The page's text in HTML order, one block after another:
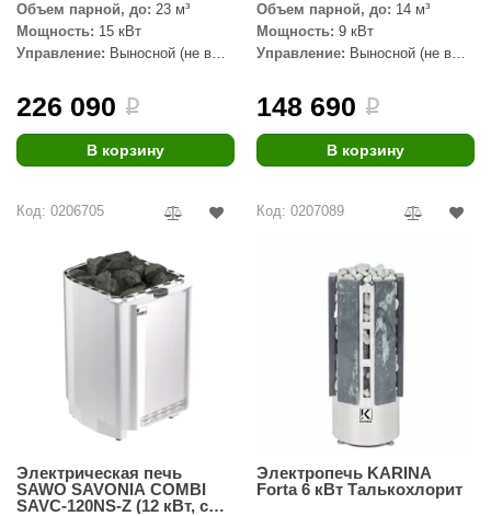
Объем парной, до: 23 м³
Мощность: 15 кВт
Управление: Выносной (не в
226 090 i
В корзину
Объем парной, до: 14 м³
Мощность: 9 кВт
Управление: Выносной (не в
148 690 i
В корзину
Код: 0206705
Электрическая печь
SAWO SAVONIA COMBI
SAVC-120NS-Z (12 кВт, с
Код: 0207089
Электропечь KARINA
Forta 6 кВт Талькохлорит